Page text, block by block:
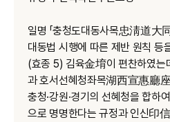
일명 「충청도대동사목忠淸道大
대동법 시행에 따른 제반 원칙 등
(효종 5) 김육金堉이 편찬하였는
과 호서선혜청좌목湖西宣惠廳
충청·강원·경기의 선혜청을 합
으로 명명한다는 규정과 인신印